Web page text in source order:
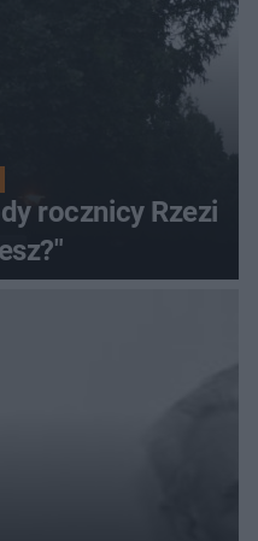
rocznicy Rzezi